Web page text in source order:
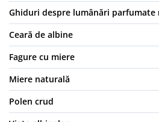
Ghiduri despre lumânări parfumate
Ceară de albine
Fagure cu miere
Miere naturală
Polen crud